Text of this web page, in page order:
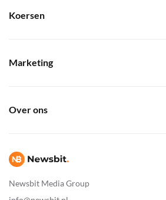
Newsbit Media Group
Koersen
Marketing
Over ons